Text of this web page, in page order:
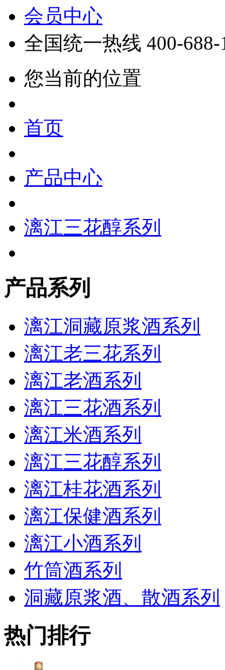
会员中心
全国统一热线 400-688-
您当前的位置
首页
产品中心
漓江三花醇系列
产品系列
漓江洞藏原浆酒系列
漓江老三花系列
漓江老酒系列
漓江三花酒系列
漓江米酒系列
漓江三花醇系列
漓江桂花酒系列
漓江保健酒系列
漓江小酒系列
竹筒酒系列
洞藏原浆酒、散酒系列
热门排行